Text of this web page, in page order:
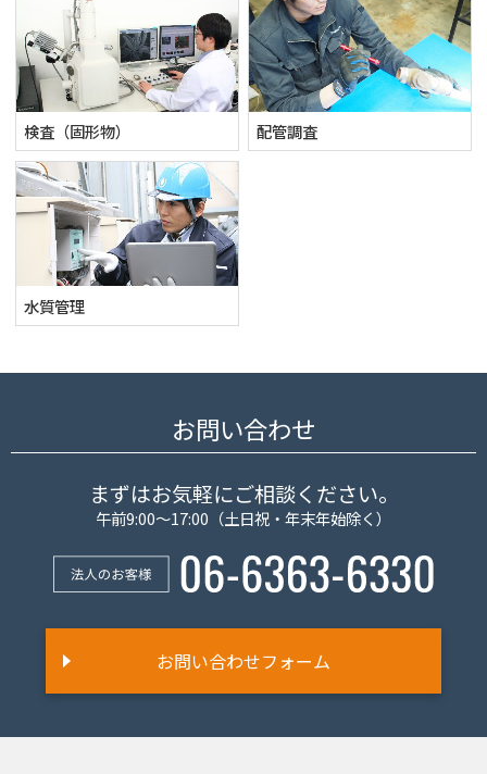
検査（固形物） 配管調査
水質管理
お問い合わせ
まずはお気軽にご相談ください。
午前9:00～17:00（土日祝・年末年始除く）
お問い合わせフォーム